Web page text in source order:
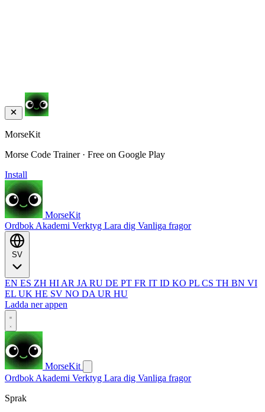
MorseKit
Morse Code Trainer · Free on Google Play
Install
MorseKit
Ordbok Akademi Verktyg Lara dig Vanliga fragor
EN ES ZH HI AR JA RU DE PT FR IT ID KO PL CS TH BN VI
EL UK HE SV NO DA UR HU
Ladda ner appen
MorseKit
Ordbok Akademi Verktyg Lara dig Vanliga fragor
Sprak